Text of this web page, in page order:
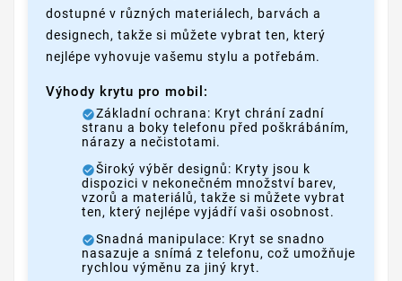
dostupné v různých materiálech, barvách a
designech, takže si můžete vybrat ten, který
nejlépe vyhovuje vašemu stylu a potřebám.
Výhody krytu pro mobil:
Základní ochrana: Kryt chrání zadní
stranu a boky telefonu před poškrábáním,
nárazy a nečistotami.
Široký výběr designů: Kryty jsou k
dispozici v nekonečném množství barev,
vzorů a materiálů, takže si můžete vybrat
ten, který nejlépe vyjádří vaši osobnost.
Snadná manipulace: Kryt se snadno
nasazuje a snímá z telefonu, což umožňuje
rychlou výměnu za jiný kryt.